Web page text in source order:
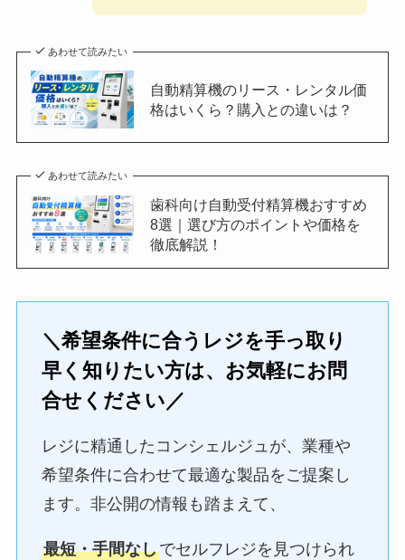
あわせて読みたい
自動精算機のリース・レンタル価
格はいくら？購入との違いは？
あわせて読みたい
歯科向け自動受付精算機おすすめ
8選｜選び方のポイントや価格を
徹底解説！
＼希望条件に合うレジを手っ取り
早く知りたい方は、お気軽にお問
合せください／
レジに精通したコンシェルジュが、業種や
希望条件に合わせて最適な製品をご提案し
ます。非公開の情報も踏まえて、
最短・手間なしでセルフレジを見つけられ